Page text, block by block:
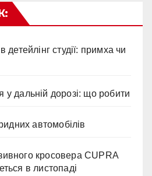
детейлінг студії: примха чи
у дальній дорозі: що робити
автомобілів
кросовера CUPRA
в листопаді